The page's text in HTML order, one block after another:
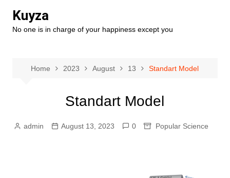
content
Kuyza
No one is in charge of your happiness except you
Home 2023 August 13 Standart Model
Standart Model
admin August 13, 2023 0 Popular Science